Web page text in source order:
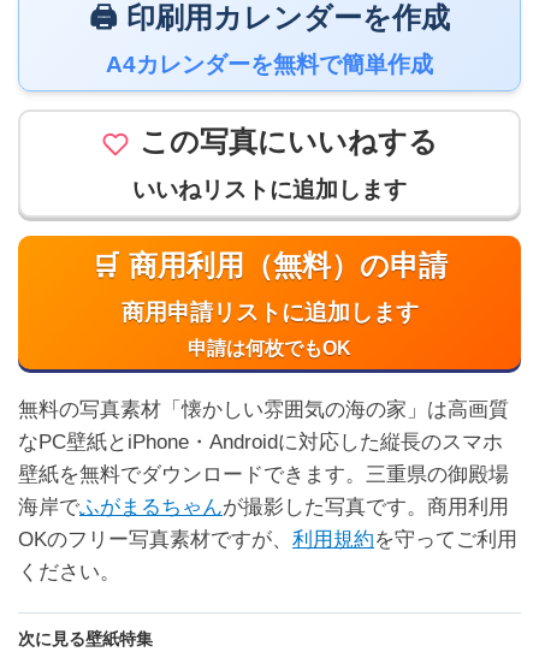
🖨️ 印刷用カレンダーを作成
A4カレンダーを無料で簡単作成
この写真にいいねする
いいねリストに追加します
🛒 商用利用（無料）の申請
商用申請リストに追加します
申請は何枚でもOK
無料の写真素材「懐かしい雰囲気の海の家」は高画質
なPC壁紙とiPhone・Androidに対応した縦長のスマホ
壁紙を無料でダウンロードできます。三重県の御殿場
海岸でふがまるちゃんが撮影した写真です。商用利用
OKのフリー写真素材ですが、 利用規約を守ってご利用
ください。
次に見る壁紙特集